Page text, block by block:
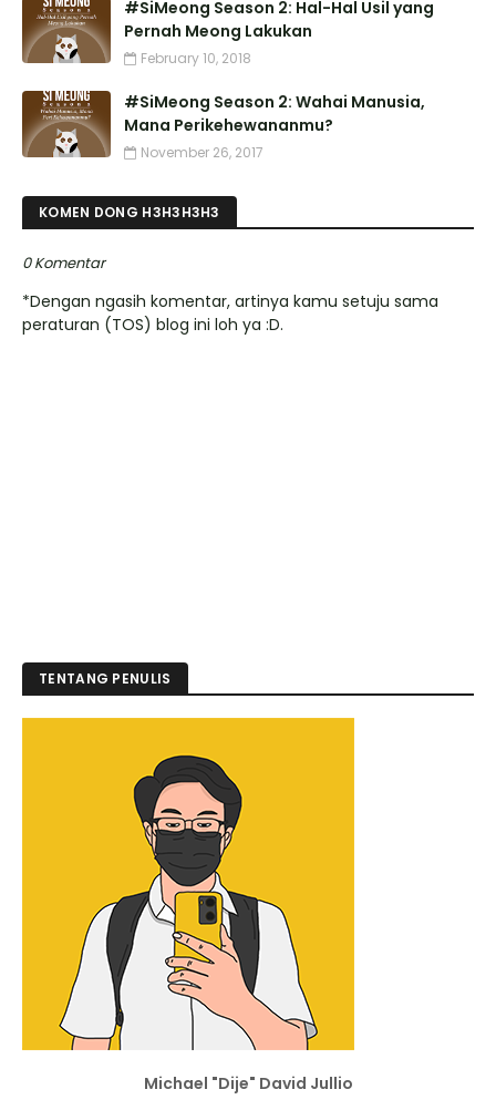
#SiMeong Season 2: Hal-Hal Usil yang
Pernah Meong Lakukan
February 10, 2018
#SiMeong Season 2: Wahai Manusia,
Mana Perikehewananmu?
November 26, 2017
KOMEN DONG H3H3H3H3
0 Komentar
*Dengan ngasih komentar, artinya kamu setuju sama
peraturan (TOS) blog ini loh ya :D.
TENTANG PENULIS
Michael "Dije" David Jullio